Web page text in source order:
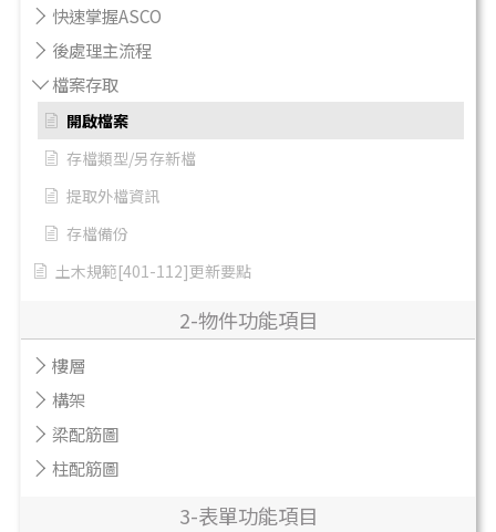
快速掌握ASCO
後處理主流程
檔案存取
開啟檔案
存檔類型/另存新檔
提取外檔資訊
存檔備份
土木規範[401-112]更新要點
2-物件功能項目
樓層
構架
梁配筋圖
柱配筋圖
3-表單功能項目